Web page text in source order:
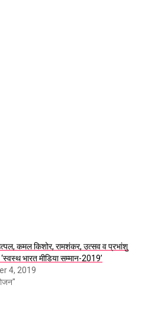
कमल किशोर, रामशंकर, उत्सव व प्रभांशु
‘स्वस्थ भारत मीडिया सम्मान-2019’
4, 2019